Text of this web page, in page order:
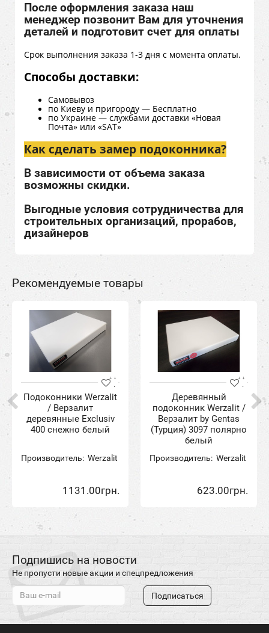
После оформления заказа наш
менеджер позвонит Вам для уточнения
деталей и подготовит счет для оплаты
Срок выполнения заказа 1-3 дня с момента оплаты.
Способы доставки:
Самовывоз
по Киеву и пригороду — Бесплатно
по Украине — службами доставки «Новая
Почта» или «SAT»
Как сделать замер подоконника?
В зависимости от объема заказа
возможны скидки.
Выгодные условия сотрудничества для
строительных организаций, прорабов,
дизайнеров
Рекомендуемые товары
Подоконники Werzalit
/ Верзалит
деревянные Exclusiv
400 снежно белый
Производитель: Werzalit
1131.00грн.
Деревянный
подоконник Werzalit /
Верзалит by Gentas
(Турция) 3097 полярно
белый
Производитель: Werzalit
623.00грн.
Подпишись на новости
Не пропусти новые акции и спецпредложения
Подписаться